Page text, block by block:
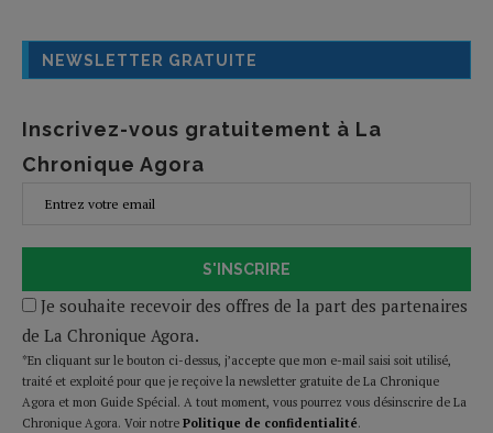
NEWSLETTER GRATUITE
Inscrivez-vous gratuitement à La
Chronique Agora
S'INSCRIRE
Je souhaite recevoir des offres de la part des partenaires
de La Chronique Agora.
*En cliquant sur le bouton ci-dessus, j’accepte que mon e-mail saisi soit utilisé,
traité et exploité pour que je reçoive la newsletter gratuite de La Chronique
Agora et mon Guide Spécial. A tout moment, vous pourrez vous désinscrire de La
Chronique Agora. Voir notre Politique de confidentialité.